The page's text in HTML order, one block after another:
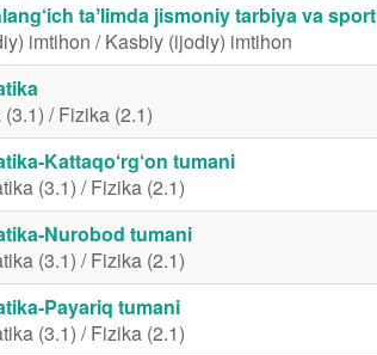
taʼlimda jismoniy tarbiya va sport
imtihon / Kasbiy (ijodiy) imtihon
/ Fizika (2.1)
Kattaqo‘rg‘on tumani
(3.1) / Fizika (2.1)
Nurobod tumani
(3.1) / Fizika (2.1)
Payariq tumani
(3.1) / Fizika (2.1)